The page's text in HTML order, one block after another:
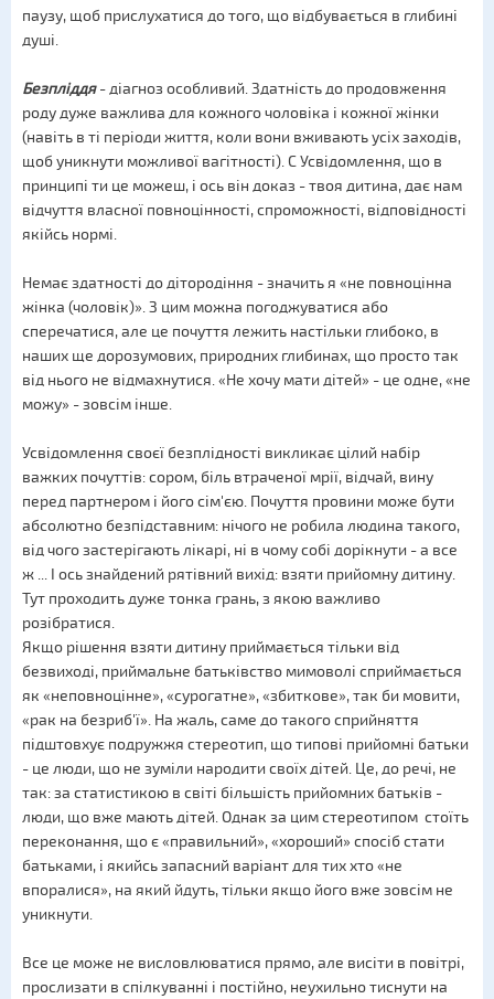
паузу, щоб прислухатися до того, що відбувається в глибині
душі.
Безпліддя- діагноз особливий. Здатність до продовження
роду дуже важлива для кожного чоловіка і кожної жінки
(навіть в ті періоди життя, коли вони вживають усіх заходів,
щоб уникнути можливої ​​вагітності). С Усвідомлення, що в
принципі ти це можеш, і ось він доказ - твоя дитина, дає нам
відчуття власної повноцінності, спроможності, відповідності
якійсь нормі.
Немає здатності до дітородіння - значить я «не повноцінна
жінка (чоловік)». З цим можна погоджуватися або
сперечатися, але це почуття лежить настільки глибоко, в
наших ще дорозумових, природних глибинах, що просто так
від нього не відмахнутися. «Не хочу мати дітей» - це одне, «не
можу» - зовсім інше.
Усвідомлення своєї безплідності викликає цілий набір
важких почуттів: сором, біль втраченої мрії, відчай, вину
перед партнером і його сім'єю. Почуття провини може бути
абсолютно безпідставним: нічого не робила людина такого,
від чого застерігають лікарі, ні в чому собі дорікнути - а все
ж ... І ось знайдений рятівний вихід: взяти прийомну дитину.
Тут проходить дуже тонка грань, з якою важливо
розібратися.
Якщо рішення взяти дитину приймається тільки від
безвиході, приймальне батьківство мимоволі сприймається
як «неповноцінне», «сурогатне», «збиткове», так би мовити,
«рак на безриб'ї». На жаль, саме до такого сприйняття
підштовхує подружжя стереотип, що типові прийомні батьки
- це люди, що не зуміли народити своїх дітей. Це, до речі, не
так: за статистикою в світі більшість прийомних батьків -
люди, що вже мають дітей. Однак за цим стереотипом стоїть
переконання, що є «правильний», «хороший» спосіб стати
батьками, і якийсь запасний варіант для тих хто «не
впоралися», на який йдуть, тільки якщо його вже зовсім не
уникнути.
Все це може не висловлюватися прямо, але висіти в повітрі,
прослизати в спілкуванні і постійно, неухильно тиснути на